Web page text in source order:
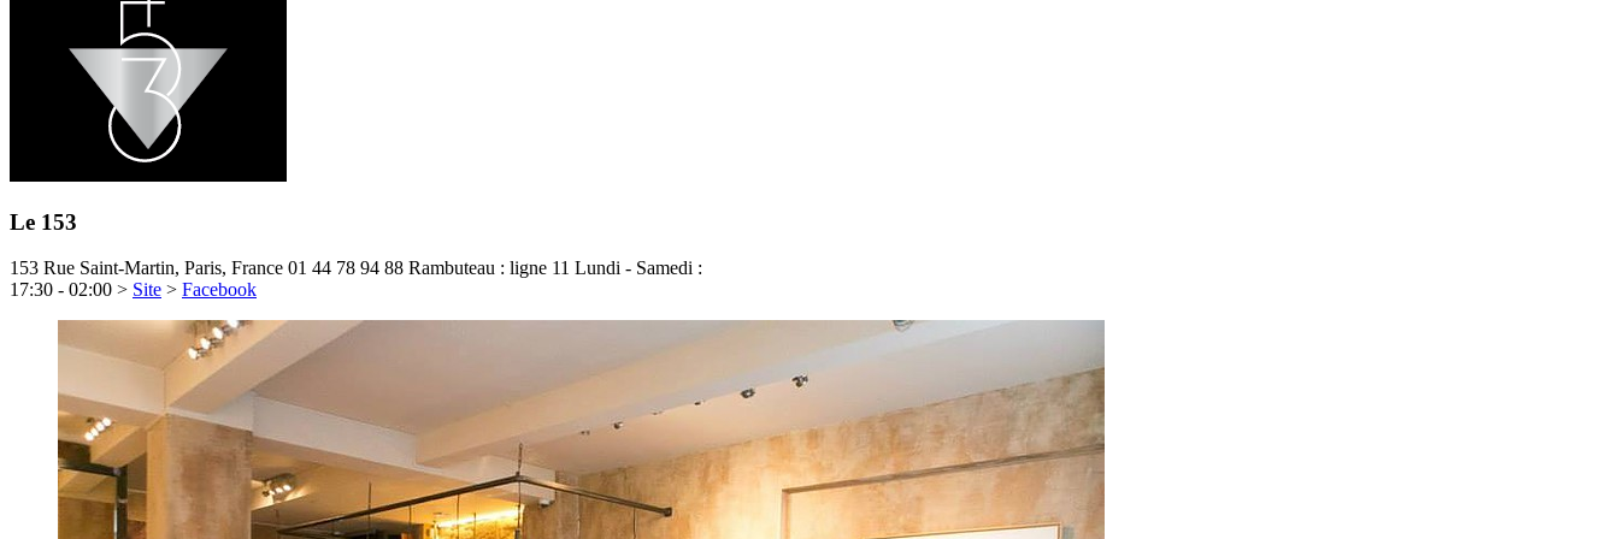
Le 153
153 Rue Saint-Martin, Paris, France 01 44 78 94 88 Rambuteau : ligne 11 Lundi - Samedi :
17:30 - 02:00 > Site > Facebook